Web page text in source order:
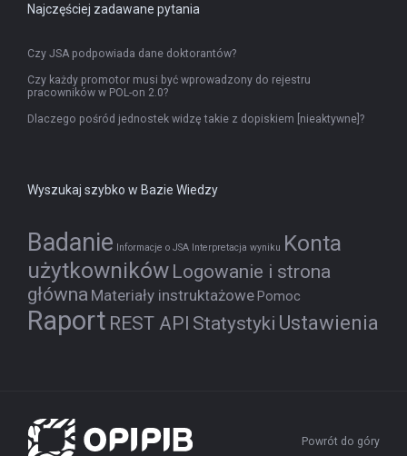
Najczęściej zadawane pytania
Czy JSA podpowiada dane doktorantów?
Czy każdy promotor musi być wprowadzony do rejestru
pracowników w POL-on 2.0?
Dlaczego pośród jednostek widzę takie z dopiskiem [nieaktywne]?
Wyszukaj szybko w Bazie Wiedzy
Badanie Informacje o JSA Interpretacja wyniku Konta
użytkowników Logowanie i strona
główna Materiały instruktażowe Pomoc
Raport REST API Statystyki Ustawienia
Powrót do góry